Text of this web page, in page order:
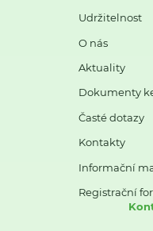
Udržitelnost
O nás
Aktuality
Dokumenty
Časté dotazy
Kontakty
Informační
Registrační